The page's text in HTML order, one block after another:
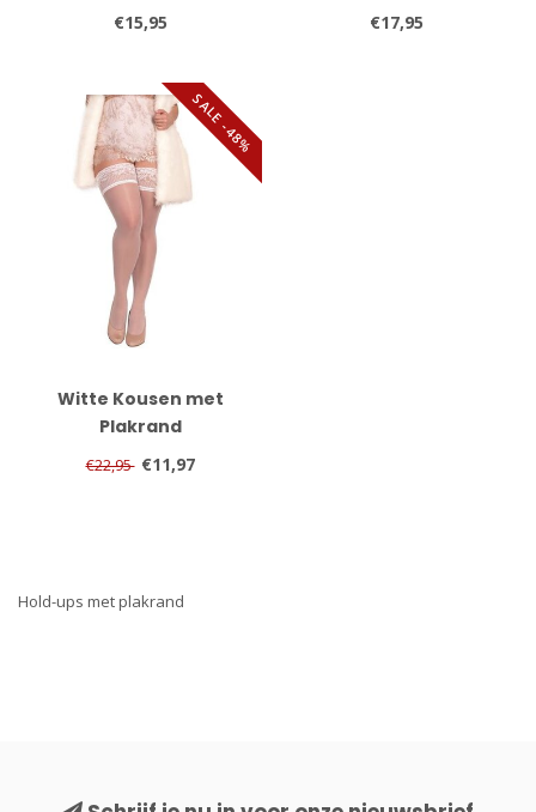
€15,95 €17,95
SALE -48%
Witte Kousen met
Plakrand
€22,95 €11,97
Hold-ups met plakrand